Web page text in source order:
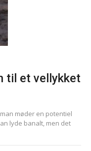
til et vellykket
møder en potentiel
lyde banalt, men det